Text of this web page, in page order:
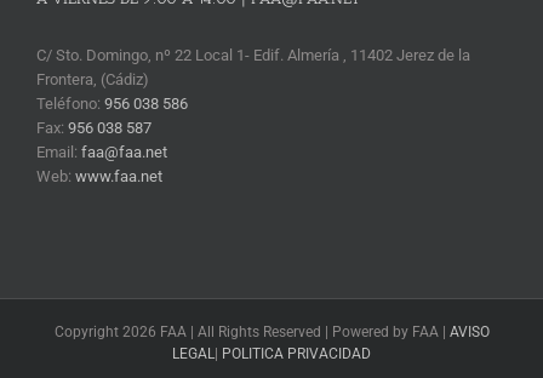
C/ Sto. Domingo, nº 22 Local 1- Edif. Almería , 11402 Jerez de la
Frontera, (Cádiz)
Teléfono: 956 038 586
Fax: 956 038 587
Email: faa@faa.net
Web: www.faa.net
Copyright 2026 FAA | All Rights Reserved | Powered by FAA | AVISO
LEGAL | POLITICA PRIVACIDAD